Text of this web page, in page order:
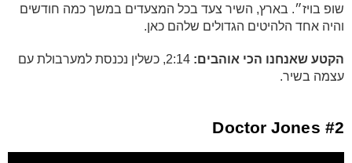
שופ בויז״. בארץ, השיר צעד בכל המצעדים במשך כמה חודשים
והיה אחד הלהיטים הגדולים שלהם כאן.
הקטע שאנחנו הכי אוהבים:
2:14, כשלין נכנסת למערבולת עם
עצמה בשיר.
#2 Doctor Jones